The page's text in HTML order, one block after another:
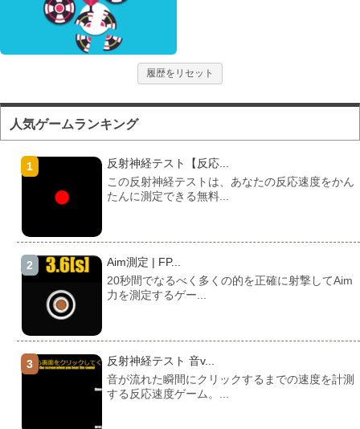
履歴をリセット
人気ゲームランキング
反射神経テスト【反応...
この反射神経テストは、あなたの反応速度をかん
たんに測定できる無料...
Aim測定 | FP...
20秒間でなるべく多くの的を正確に射撃してAim
力を測定するゲー...
反射神経テスト 音v...
音が流れた瞬間にクリックするまでの速度を計測
する反応速度ゲーム。...